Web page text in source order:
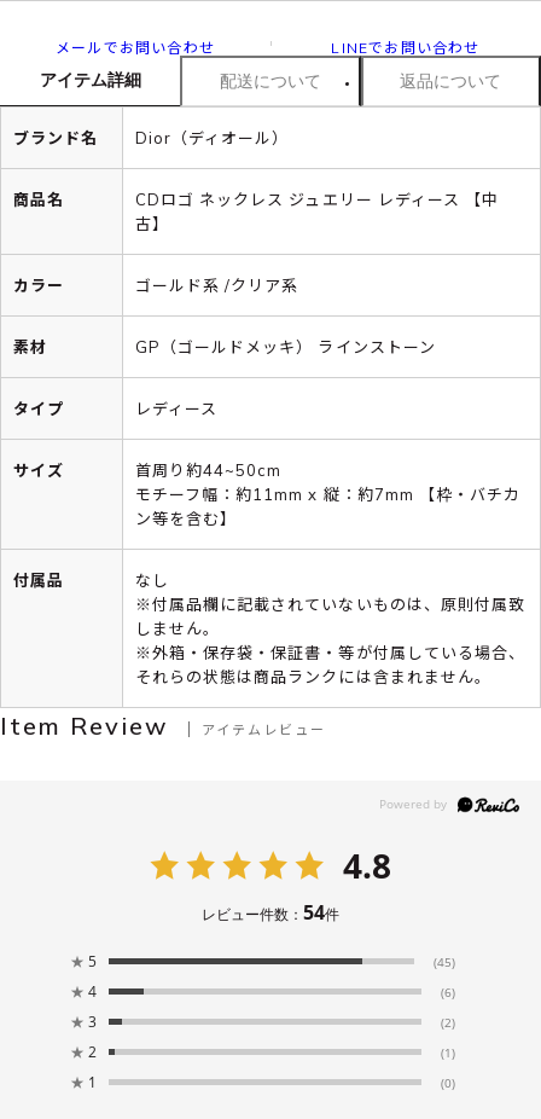
メールでお問い合わせ LINEでお問い合わせ
アイテム詳細 配送について 返品について
ブランド名 Dior（ディオール）
商品名
CDロゴ ネックレス ジュエリー レディース 【中
古】
カラー ゴールド系 /クリア系
素材 GP（ゴールドメッキ） ラインストーン
タイプ レディース
サイズ
首周り約44~50cm
モチーフ幅：約11mm x 縦：約7mm 【枠・バチカ
ン等を含む】
付属品
なし
※付属品欄に記載されていないものは、原則付属致
しません。
※外箱・保存袋・保証書・等が付属している場合、
それらの状態は商品ランクには含まれません。
Item Review アイテムレビュー
4.8
レビュー件数： 54件
★ 5 (45)
★ 4 (6)
★ 3 (2)
★ 2 (1)
★ 1 (0)